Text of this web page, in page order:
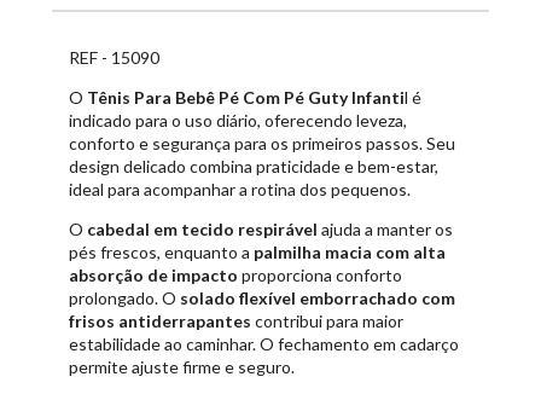
REF - 15090
O Tênis Para Bebê Pé Com Pé Guty Infantil é
indicado para o uso diário, oferecendo leveza,
conforto e segurança para os primeiros passos. Seu
design delicado combina praticidade e bem-estar,
ideal para acompanhar a rotina dos pequenos.
O cabedal em tecido respirável ajuda a manter os
pés frescos, enquanto a palmilha macia com alta
absorção de impacto proporciona conforto
prolongado. O solado flexível emborrachado com
frisos antiderrapantes contribui para maior
estabilidade ao caminhar. O fechamento em cadarço
permite ajuste firme e seguro.